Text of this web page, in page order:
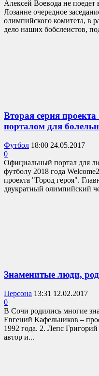
Алексей Воевода не
Лозанне очередное
олимпийского комитета, в
дело наших бобслеистов,
Вторая серия
порталом для
Футбол 18:00 24.05.2017
0
Официальный портал для
футболу 2018 года
проекта "Город героя".
двукратный олимпийский
Знаменитые люди,
Персона 13:31 12.02.2017
0
В Сочи родились многие
Евгений Кафельников –
1992 года. 2. Лепс
автор и...